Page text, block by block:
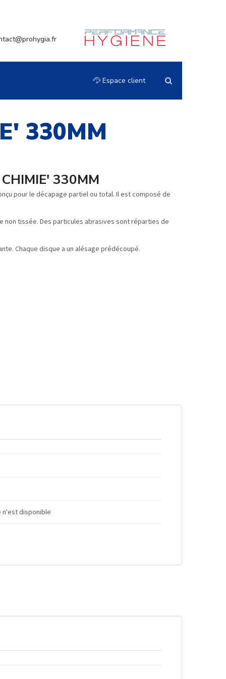
Espace client
330MM
330MM
pour le décapage partiel ou total. Il est composé de
non tissée. Des particules abrasives sont réparties de
Chaque disque a un alésage prédécoupé.
n'est disponible